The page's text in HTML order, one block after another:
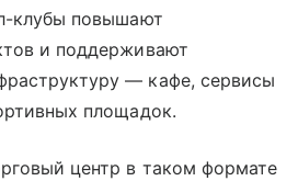
клубы повышают
и поддерживают
— кафе, сервисы
площадок.
центр в таком формате